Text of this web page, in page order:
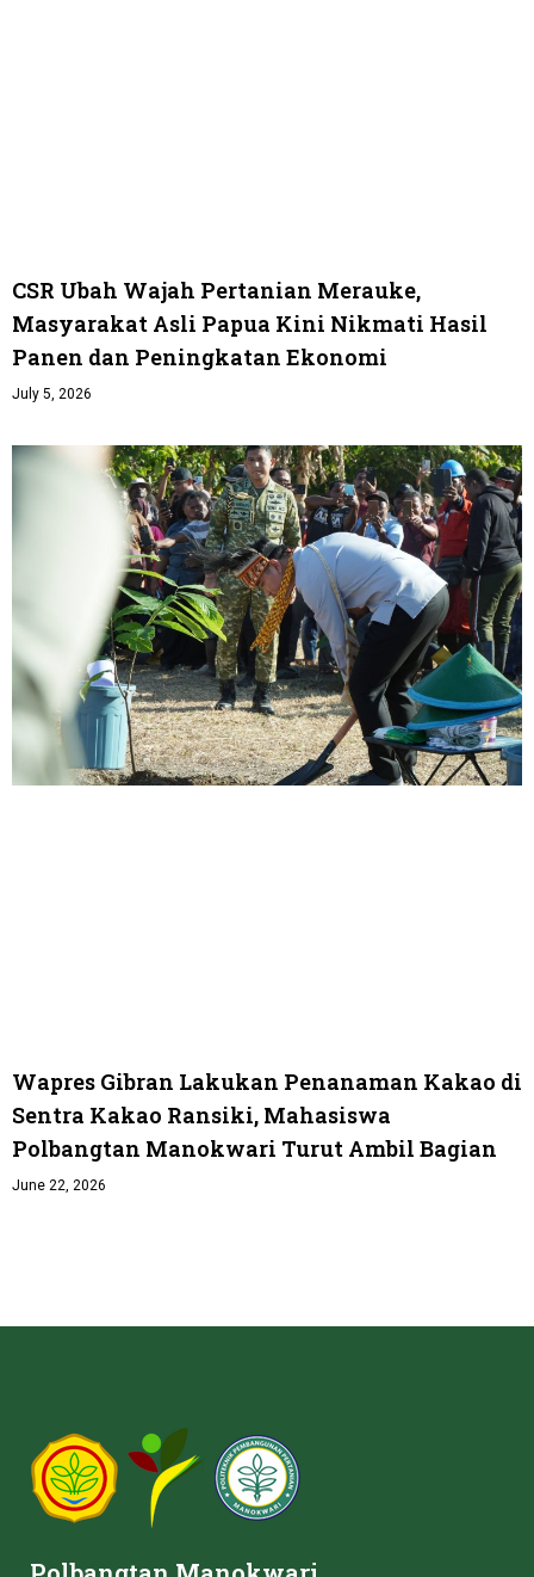
CSR Ubah Wajah Pertanian Merauke,
Masyarakat Asli Papua Kini Nikmati Hasil
Panen dan Peningkatan Ekonomi
July 5, 2026
Wapres Gibran Lakukan Penanaman Kakao di
Sentra Kakao Ransiki, Mahasiswa
Polbangtan Manokwari Turut Ambil Bagian
June 22, 2026